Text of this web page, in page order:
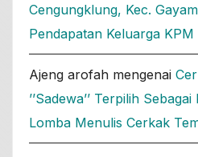
Cengungklung, Kec.
Pendapatan Keluarga KPM
Ajeng arofah mengenai
’’Sadewa’’ Terpilih
Lomba Menulis Cerkak